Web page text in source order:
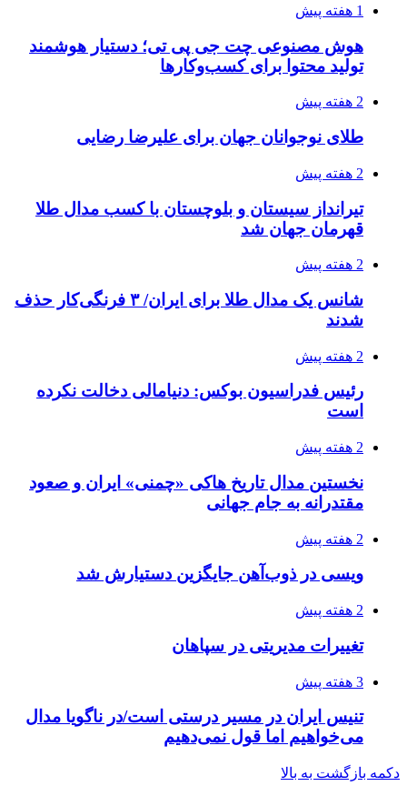
1 هفته پیش
هوش مصنوعی چت جی پی تی؛ دستیار هوشمند
تولید محتوا برای کسب‌وکارها
2 هفته پیش
طلای نوجوانان جهان برای علیرضا رضایی
2 هفته پیش
تیرانداز سیستان و بلوچستان با کسب مدال طلا
قهرمان جهان شد
2 هفته پیش
شانس یک مدال طلا برای ایران/ ۳ فرنگی‌کار حذف
شدند
2 هفته پیش
رئیس فدراسیون بوکس: دنیامالی دخالت نکرده
است
2 هفته پیش
نخستین مدال تاریخ هاکی «چمنی» ایران و صعود
مقتدرانه به جام جهانی
2 هفته پیش
ویسی در ذوب‌آهن جایگزین دستیارش شد
2 هفته پیش
تغییرات مدیریتی در سپاهان
3 هفته پیش
تنیس ایران در مسیر درستی است/در ناگویا مدال
می‌خواهیم اما قول نمی‌دهیم
دکمه بازگشت به بالا